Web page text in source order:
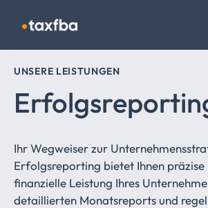
Navigation überspringen
UNSERE LEISTUNGEN
Ihr Wegweiser zur
Erfolgsreporting bietet Ihnen präzise
finanzielle Leistung Ihres
detaillierten Monatsreports und